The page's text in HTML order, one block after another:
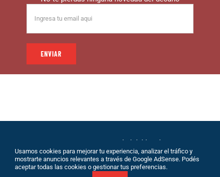
© 1999 – DECANO – La comunidad del hincha |
Desarrollo: Eolio |Políticas de Privacidad|Sobre
Nosotros|Terminos de Servicio|Contacto
Usamos cookies para mejorar tu experiencia, analizar el tráfico y
mostrarte anuncios relevantes a través de Google AdSense. Podés
aceptar todas las cookies o gestionar tus preferencias.